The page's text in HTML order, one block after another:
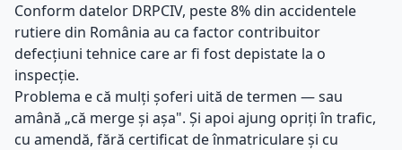
Conform datelor DRPCIV, peste 8% din accidentele
rutiere din România au ca factor contribuitor
defecțiuni tehnice care ar fi fost depistate la o
inspecție.
Problema e că mulți șoferi uită de termen — sau
amână „că merge și așa". Și apoi ajung opriți în trafic,
cu amendă, fără certificat de înmatriculare și cu